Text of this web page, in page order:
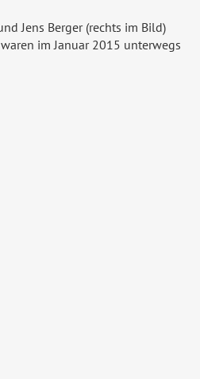
Jens Berger (rechts im Bild)
waren im Januar 2015 unterwegs